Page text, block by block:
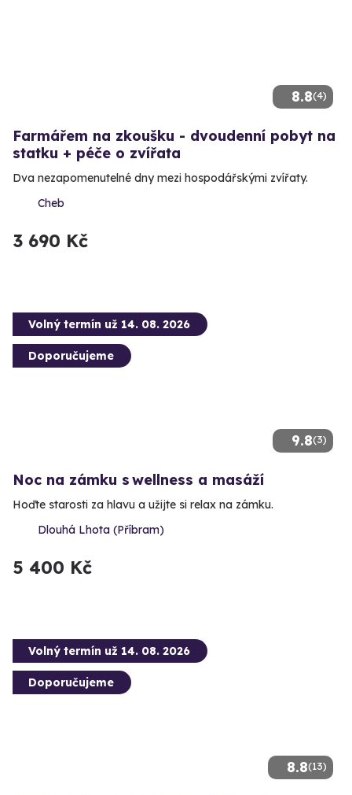
8.8(4)
Farmářem na zkoušku - dvoudenní pobyt na
statku + péče o zvířata
Dva nezapomenutelné dny mezi hospodářskými zvířaty.
Cheb
3 690 Kč
9.8(3)
Volný termín už 14. 08. 2026
Doporučujeme
Noc na zámku s wellness a masáží
Hoďte starosti za hlavu a užijte si relax na zámku.
Dlouhá Lhota (Příbram)
5 400 Kč
8.8(13)
Volný termín už 14. 08. 2026
Doporučujeme